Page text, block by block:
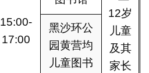
15:00-
17:00
12岁
儿童
及其
家长
黑沙环公
园黄营均
儿童图书